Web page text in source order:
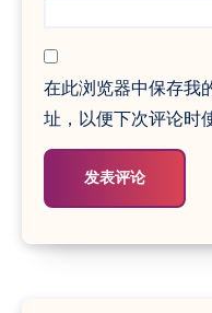
在此浏览器中保存我
址，以便下次评论时